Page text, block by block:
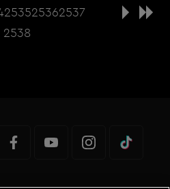
253525362537
2538